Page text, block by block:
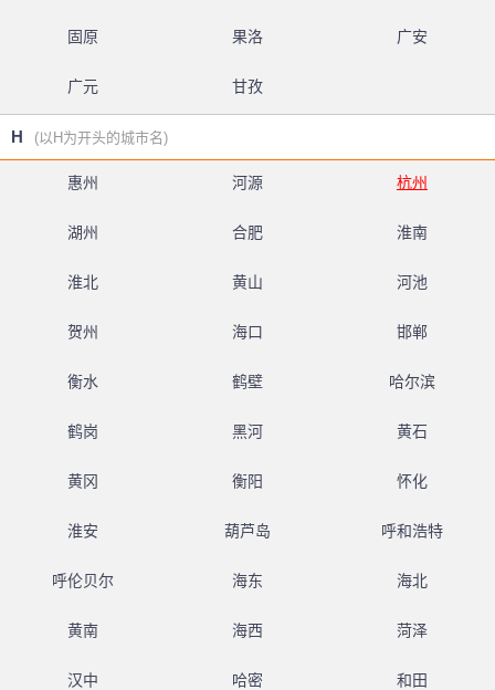
固原 果洛 广安
广元 甘孜
H (以H为开头的城市名)
惠州 河源 杭州
湖州 合肥 淮南
淮北 黄山 河池
贺州 海口 邯郸
衡水 鹤壁 哈尔滨
鹤岗 黑河 黄石
黄冈 衡阳 怀化
淮安 葫芦岛 呼和浩特
呼伦贝尔 海东 海北
黄南 海西 菏泽
汉中 哈密 和田